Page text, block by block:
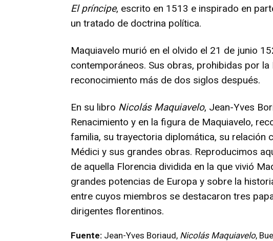
El príncipe, escrito en 1513 e inspirado en
un tratado de doctrina política.
Maquiavelo murió en el olvido el 21 de junio
contemporáneos. Sus obras, prohibidas por la
reconocimiento más de dos siglos después.
En su libro Nicolás Maquiavelo, Jean-Yves
Renacimiento y en la figura de Maquiavelo,
familia, su trayectoria diplomática, su relación
Médici y sus grandes obras. Reproducimos
de aquella Florencia dividida en la que vivió
grandes potencias de Europa y sobre la
entre cuyos miembros se destacaron tres
dirigentes florentinos.
Fuente: Jean-Yves Boriaud, Nicolás Maquiavelo,